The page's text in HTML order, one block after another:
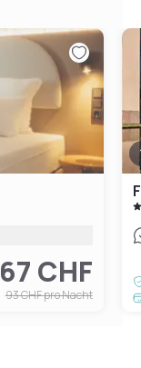
67 CHF
93 CHFpro Nacht